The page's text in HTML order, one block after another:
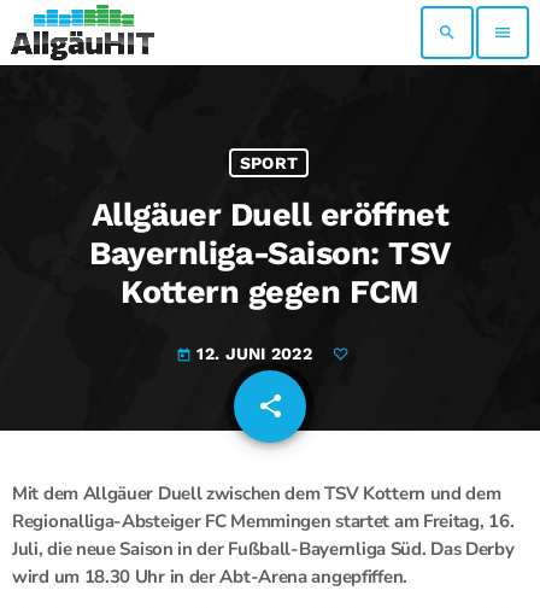
search menu
SPORT
Allgäuer Duell eröffnet
Bayernliga-Saison: TSV
Kottern gegen FCM
today 12. JUNI 2022
share
email
Mit dem Allgäuer Duell zwischen dem TSV Kottern und dem
Regionalliga-Absteiger FC Memmingen startet am Freitag, 16.
Juli, die neue Saison in der Fußball-Bayernliga Süd. Das Derby
wird um 18.30 Uhr in der Abt-Arena angepfiffen.